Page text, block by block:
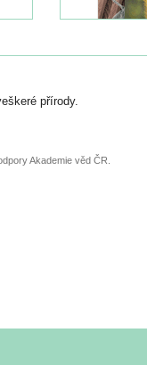
přírody.
Akademie věd ČR.